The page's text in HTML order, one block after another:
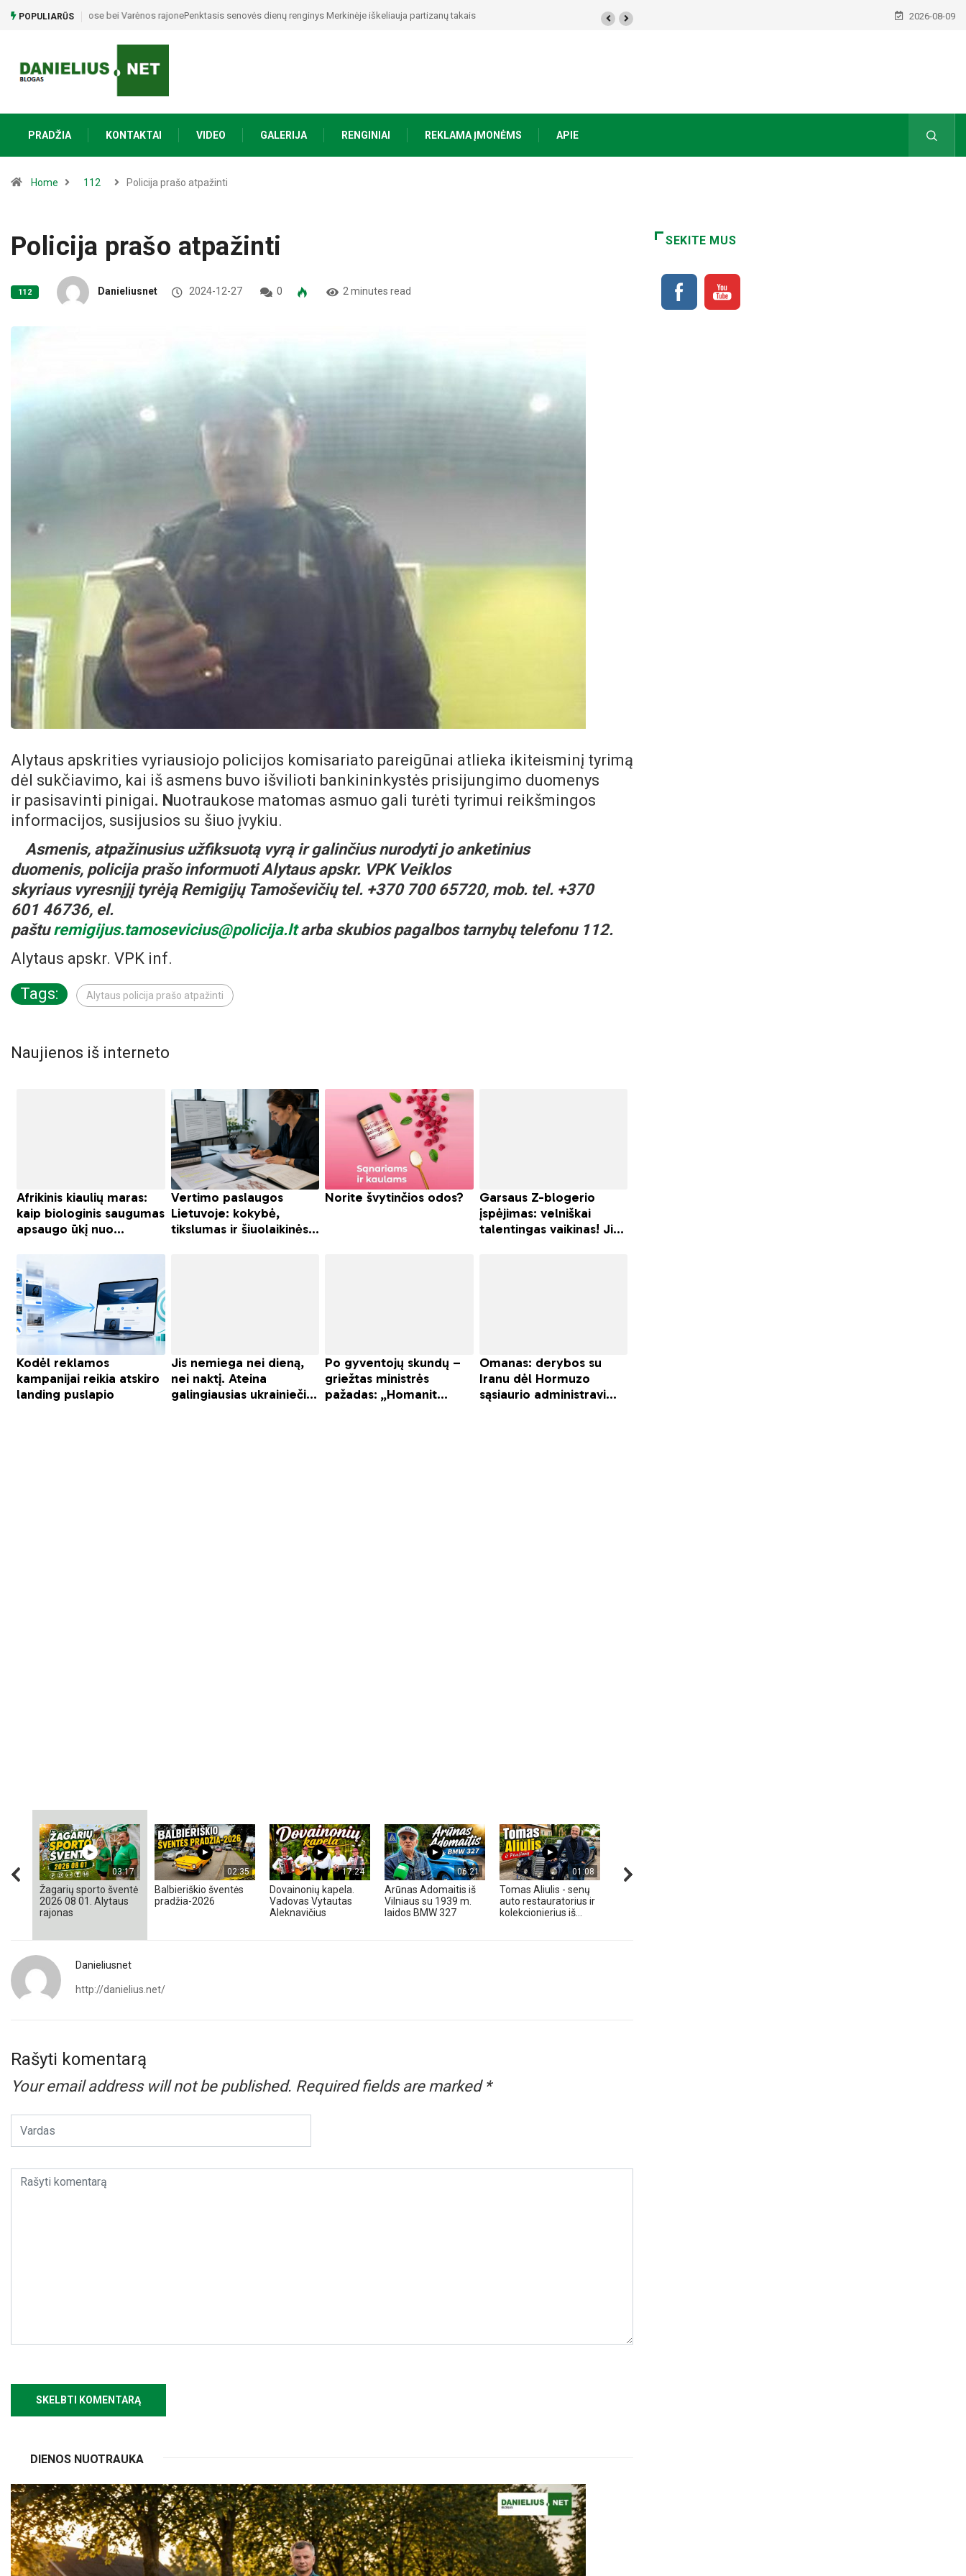
POPULIARŪS Penktasis senovės dienų renginys Merkinėje iškeliauja partizanų takais 2026-08-09
PRADŽIA KONTAKTAI VIDEO GALERIJA RENGINIAI REKLAMA ĮMONĖMS APIE
Home 112 Policija prašo atpažinti
Policija prašo atpažinti
112 Danieliusnet 2024-12-27 0 2 minutes read
Alytaus apskrities vyriausiojo policijos komisariato pareigūnai atlieka ikiteisminį tyrimą
dėl sukčiavimo, kai iš asmens buvo išvilioti bankininkystės prisijungimo duomenys
ir pasisavinti pinigai. Nuotraukose matomas asmuo gali turėti tyrimui reikšmingos
informacijos, susijusios su šiuo įvykiu.
Asmenis, atpažinusius užfiksuotą vyrą ir galinčius nurodyti jo anketinius
duomenis, policija prašo informuoti Alytaus apskr. VPK Veiklos
skyriaus vyresnįjį tyrėją Remigijų Tamoševičių tel. +370 700 65720, mob. tel. +370
601 46736, el.
pašturemigijus.tamosevicius@policija.ltarba skubios pagalbos tarnybų telefonu 112.
Alytaus apskr. VPK inf.
Tags:
Alytaus policija prašo atpažinti
Naujienos iš interneto
03:17
Žagarių sporto šventė
2026 08 01. Alytaus
rajonas
02:35
Balbieriškio šventės
pradžia-2026
17:24
Dovainonių kapela.
Vadovas Vytautas
Aleknavičius
06:21
Arūnas Adomaitis iš
Vilniaus su 1939 m.
laidos BMW 327
01:08
Tomas Aliulis - senų
auto restauratorius ir
kolekcionierius iš...
Danieliusnet
http://danielius.net/
Rašyti komentarą
Your email address will not be published. Required fields are marked *
DIENOS NUOTRAUKA
SEKITE MUS